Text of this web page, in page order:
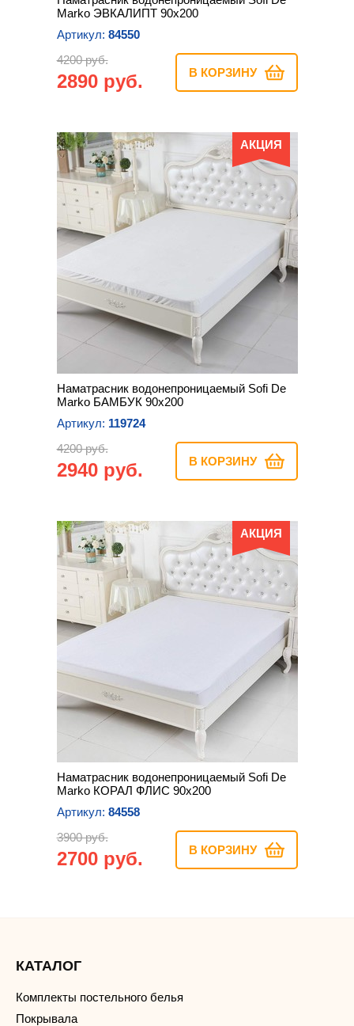
Marko ЭВКАЛИПТ 90х200
Артикул: 84550
4200 руб.
2890 руб. В КОРЗИНУ
АКЦИЯ
Наматрасник водонепроницаемый Sofi De
Marko БАМБУК 90х200
Артикул: 119724
4200 руб.
2940 руб. В КОРЗИНУ
АКЦИЯ
Наматрасник водонепроницаемый Sofi De
Marko КОРАЛ ФЛИС 90х200
Артикул: 84558
3900 руб.
2700 руб. В КОРЗИНУ
КАТАЛОГ
Комплекты постельного белья
Покрывала